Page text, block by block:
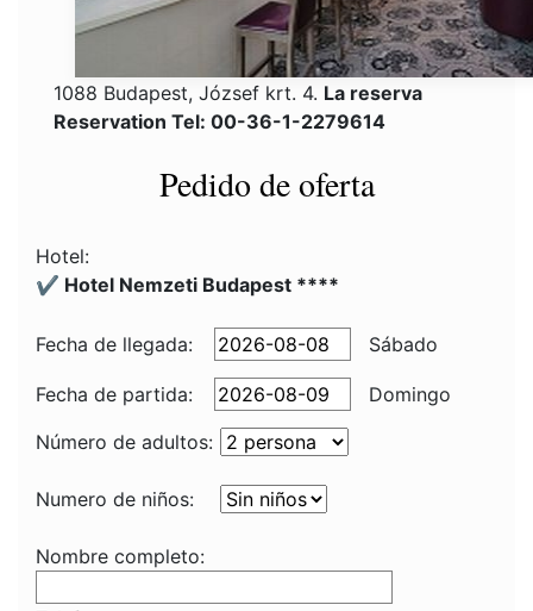
1088 Budapest, József krt. 4. La reserva
Reservation Tel: 00-36-1-2279614
Pedido de oferta
Hotel:
✔️ Hotel Nemzeti Budapest ****
Fecha de llegada: Sábado
Fecha de partida:
Domingo
Número de adultos:
Numero de niños:
Nombre completo: